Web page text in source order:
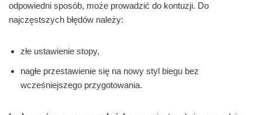
odpowiedni sposób, może prowadzić do kontuzji. Do
najczęstszych błędów należy:
złe ustawienie stopy,
nagłe przestawienie się na nowy styl biegu bez
wcześniejszego przygotowania.